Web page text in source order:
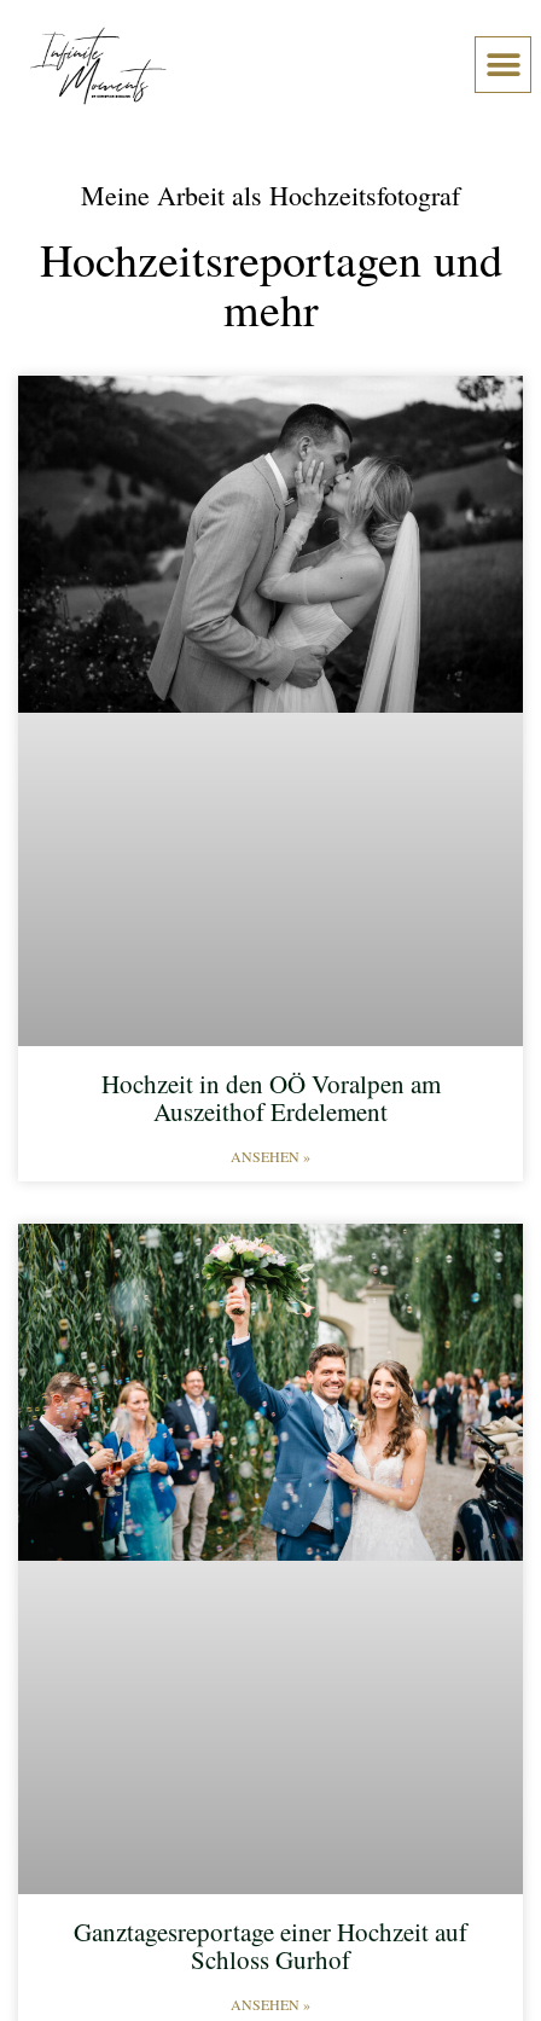
Meine Arbeit als Hochzeitsfotograf
Hochzeitsreportagen und
mehr
Hochzeit in den OÖ Voralpen am
Auszeithof Erdelement
ANSEHEN »
Ganztagesreportage einer Hochzeit auf
Schloss Gurhof
ANSEHEN »